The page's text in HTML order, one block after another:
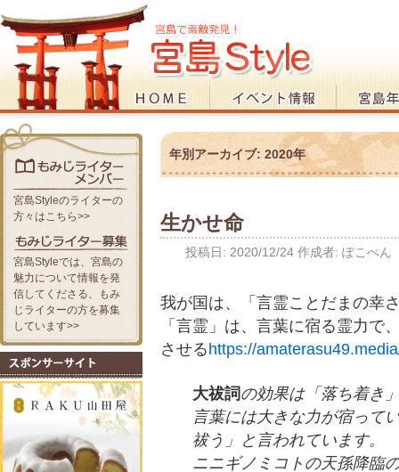
年別アーカイブ: 2020年
生かせ命
投稿日: 2020/12/24 作成者: ぽこぺん
我が国は、「言霊ことだまの幸
「言霊」は、言葉に宿る霊力で
させる https://
大祓詞 の効果は「落ち着き
言葉には大きな力が宿って
祓う」と言われています。
ニニギノミコトの天孫降臨
宮島Styleのライターの
方々はこちら>>
宮島Styleでは、宮島の
魅力について情報を発
信してくださる、もみ
じライターの方を募集
しています>>